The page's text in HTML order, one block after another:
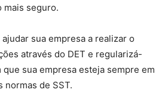
mais seguro.
sua empresa a realizar o
através do DET e regularizá-
que sua empresa esteja sempre em
normas de SST.